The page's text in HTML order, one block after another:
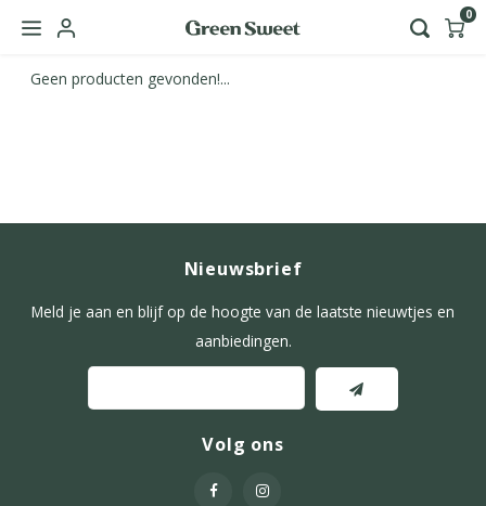
Hoofdmenu / green sweet zakelijk
0
Geen producten gevonden!...
Nieuwsbrief
Meld je aan en blijf op de hoogte van de laatste nieuwtjes en
aanbiedingen.
Volg ons